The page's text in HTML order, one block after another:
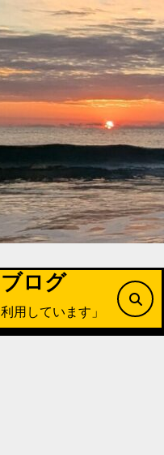
ログ
用しています」